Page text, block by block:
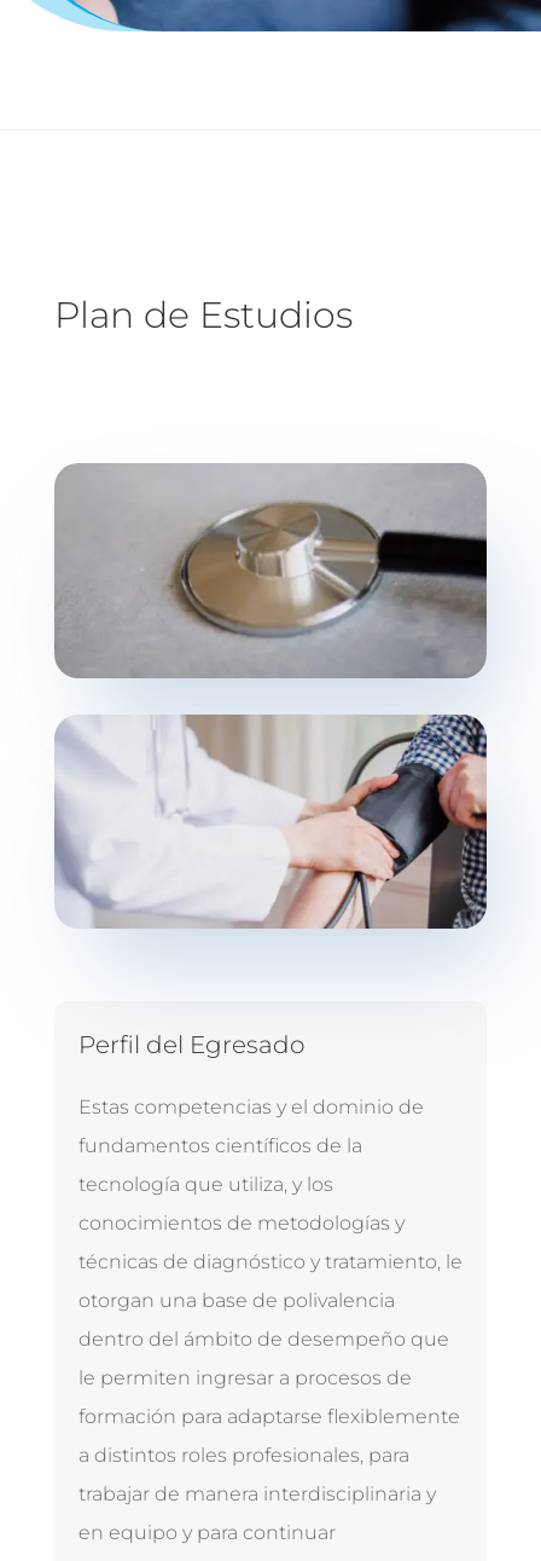
Plan de Estudios
Perfil del Egresado
Estas competencias y el dominio de
fundamentos científicos de la
tecnología que utiliza, y los
conocimientos de metodologías y
técnicas de diagnóstico y tratamiento, le
otorgan una base de polivalencia
dentro del ámbito de desempeño que
le permiten ingresar a procesos de
formación para adaptarse flexiblemente
a distintos roles profesionales, para
trabajar de manera interdisciplinaria y
en equipo y para continuar